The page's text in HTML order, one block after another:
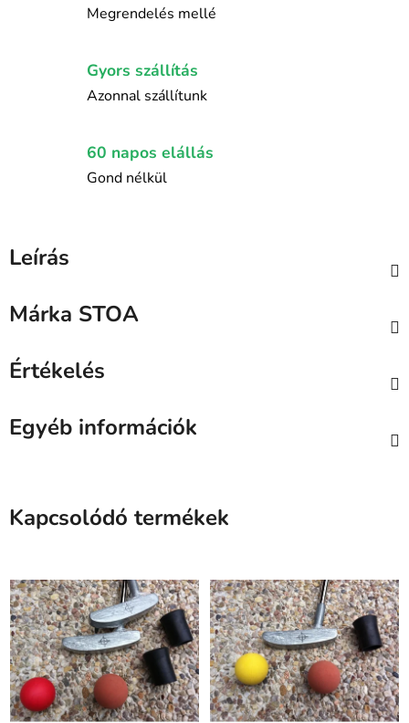
Megrendelés mellé
Gyors szállítás
Azonnal szállítunk
60 napos elállás
Gond nélkül
Leírás
Márka STOA
Értékelés
Egyéb információk
Kapcsolódó termékek